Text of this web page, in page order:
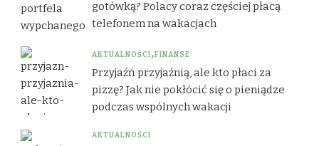
gotówką? Polacy coraz częściej płacą
telefonem na wakacjach
AKTUALNOŚCI FINANSE
Przyjaźń przyjaźnią, ale kto płaci za
pizzę? Jak nie pokłócić się o pieniądze
podczas wspólnych wakacji
AKTUALNOŚCI